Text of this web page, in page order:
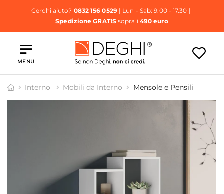
Cerchi aiuto? 0832 156 0529| Lun - Sab: 9.00 - 17.30 |
Spedizione GRATISsopra i 490 euro
MENU
Interno Mobili da Interno Mensole e Pensili